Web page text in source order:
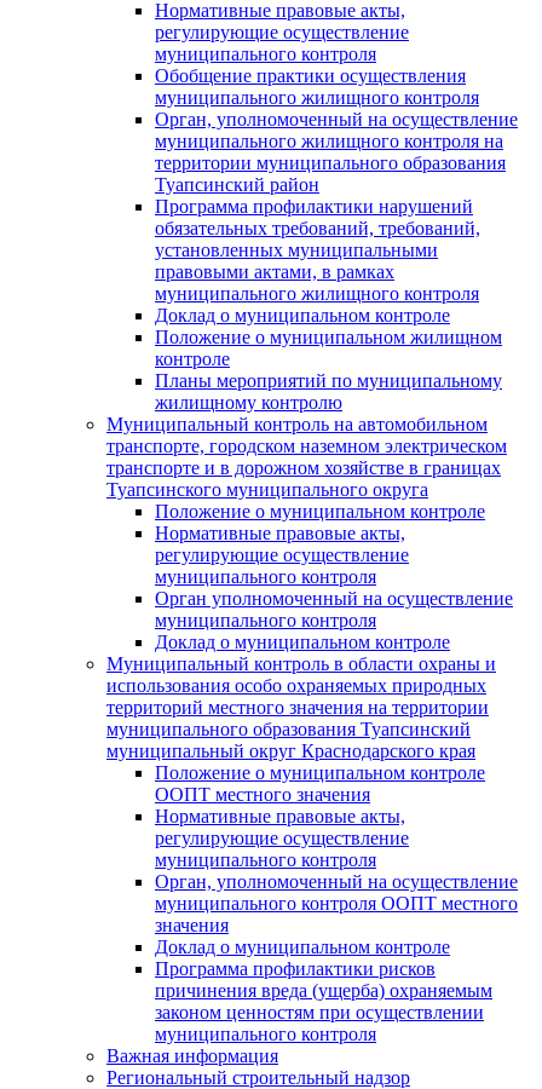
Нормативные правовые акты,
регулирующие осуществление
муниципального контроля
Обобщение практики осуществления
муниципального жилищного контроля
Орган, уполномоченный на осуществление
муниципального жилищного контроля на
территории муниципального образования
Туапсинский район
Программа профилактики нарушений
обязательных требований, требований,
установленных муниципальными
правовыми актами, в рамках
муниципального жилищного контроля
Доклад о муниципальном контроле
Положение о муниципальном жилищном
контроле
Планы мероприятий по муниципальному
жилищному контролю
Муниципальный контроль на автомобильном
транспорте, городском наземном электрическом
транспорте и в дорожном хозяйстве в границах
Туапсинского муниципального округа
Положение о муниципальном контроле
Нормативные правовые акты,
регулирующие осуществление
муниципального контроля
Орган уполномоченный на осуществление
муниципального контроля
Доклад о муниципальном контроле
Муниципальный контроль в области охраны и
использования особо охраняемых природных
территорий местного значения на территории
муниципального образования Туапсинский
муниципальный округ Краснодарского края
Положение о муниципальном контроле
ООПТ местного значения
Нормативные правовые акты,
регулирующие осуществление
муниципального контроля
Орган, уполномоченный на осуществление
муниципального контроля ООПТ местного
значения
Доклад о муниципальном контроле
Программа профилактики рисков
причинения вреда (ущерба) охраняемым
законом ценностям при осуществлении
муниципального контроля
Важная информация
Региональный строительный надзор